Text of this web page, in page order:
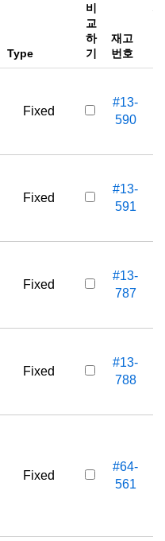
Type
비
교
하
기
재고
번호
Fixed
#13-
590
Fixed
#13-
591
Fixed
#13-
787
Fixed
#13-
788
Fixed
#64-
561